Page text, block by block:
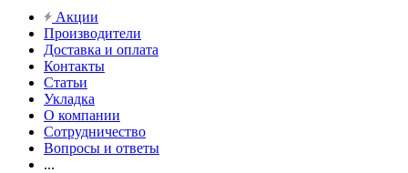
Акции
Производители
Доставка и оплата
Контакты
Статьи
Укладка
О компании
Сотрудничество
Вопросы и ответы
...